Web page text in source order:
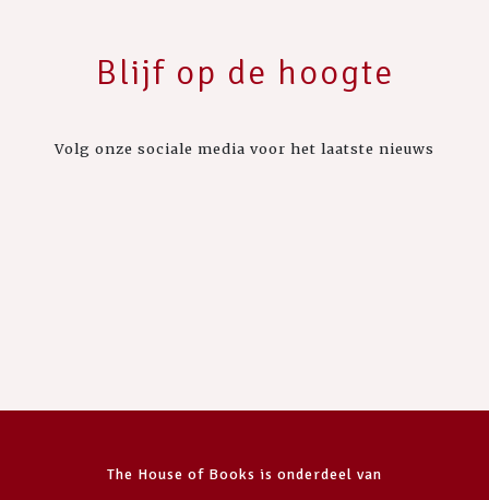
Blijf op de hoogte
Volg onze sociale media voor het laatste nieuws
The House of Books is onderdeel van